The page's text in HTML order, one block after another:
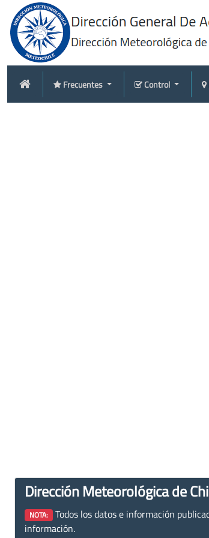
Frecuentes Control
Dirección Meteorológica de
NOTA: Todos los datos e información
información.